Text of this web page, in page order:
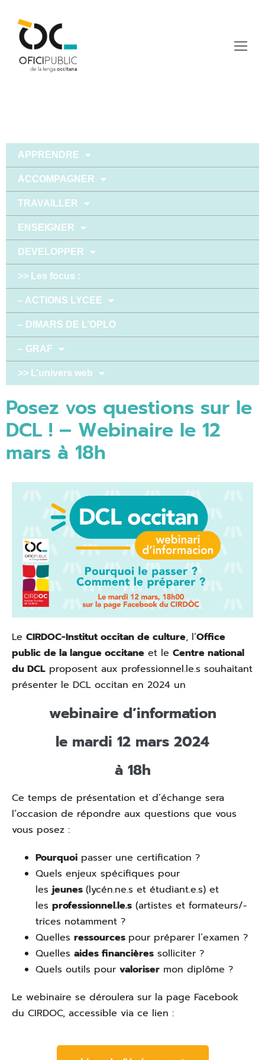
APPRENDRE
ACCOMPAGNER
TRAVAILLER
ENSEIGNER
DEVELOPPER
>> Les focus :
– ACTIONS LYCEE
– DIMARS DE L’OPLO
– GRAF
>> L’univers web
Posez vos questions sur le
DCL ! – Webinaire le 12
mars à 18h
Le CIRDOC-Institut occitan de culture, l’Office
public de la langue occitane et le Centre national
du DCL proposent aux professionnel.le.s souhaitant
présenter le DCL occitan en 2024 un
webinaire d’information
le mardi 12 mars 2024
à 18h
Ce temps de présentation et d’échange sera
l’occasion de répondre aux questions que vous
vous posez :
Pourquoi passer une certification ?
Quels enjeux spécifiques pour
lesjeunes (lycén.ne.s et étudiant.e.s) et
les professionnel.le.s (artistes et formateurs/-
trices notamment ?
Quelles ressources pour préparer l’examen ?
Quelles aides financières solliciter ?
Quels outils pour valoriser mon diplôme ?
Le webinaire se déroulera sur la page Facebook
du CIRDOC, accessible via ce lien :